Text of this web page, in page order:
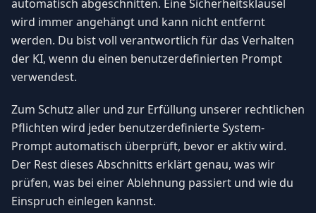
automatisch abgeschnitten. Eine Sicherheitsklausel
wird immer angehängt und kann nicht entfernt
werden. Du bist voll verantwortlich für das Verhalten
der KI, wenn du einen benutzerdefinierten Prompt
verwendest.
Zum Schutz aller und zur Erfüllung unserer rechtlichen
Pflichten wird jeder benutzerdefinierte System-
Prompt automatisch überprüft, bevor er aktiv wird.
Der Rest dieses Abschnitts erklärt genau, was wir
prüfen, was bei einer Ablehnung passiert und wie du
Einspruch einlegen kannst.